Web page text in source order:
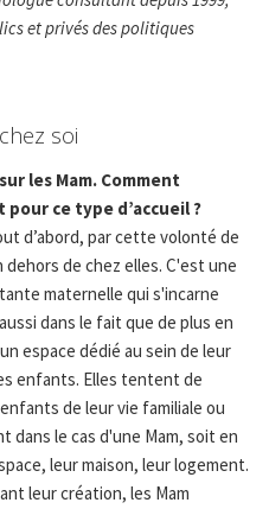
et privés des politiques
soi
les Mam. Comment
ce type d’accueil ?
d’abord, par cette volonté de
de chez elles. C'est une
maternelle qui s'incarne
dans le fait que de plus en
espace dédié au sein de leur
enfants. Elles tentent de
de leur vie familiale ou
dans le cas d'une Mam, soit en
leur maison, leur logement.
leur création, les Mam